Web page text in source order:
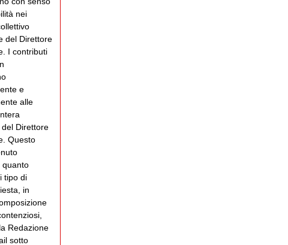
nei
del Direttore
I contributi
e
alle
Direttore
Questo
quanto
tipo di
in
Redazione
sotto